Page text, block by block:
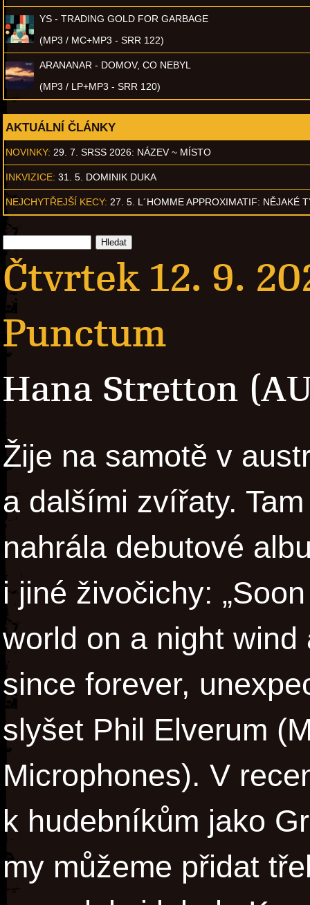
YS - TRADING GOLD FOR GARBAGE
(MP3 / MC+MP3 - SRR 122)
ARANANAR - DOMOV, CO NEBYL
(MP3 / LP+MP3 - SRR 120)
AKTUÁLNÍ ČLÁNKY
NOVINKY: 29. 7. SRSS 2026: NÁZEV ~ MÍSTO
INKVIZICE: 31. 5. DOMINIK DUKA
NEJCHYTŘEJŠÍ KECY: 27. 5. L´HOMME APPROXIMATIF: NĚJAKÉ
Čtvrtek 12. 9.
Punctum
Hana Stretton
Žije na samotě v
a dalšími zvířaty.
nahrála debutové
i jiné živočichy:
world on a night
since forever,
slyšet Phil Elverum
Microphones). V
k hudebníkům jako
my můžeme přidat